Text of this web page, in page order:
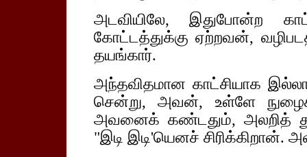
அடவியிலே, இதுபோன்ற
கோட்டத்துக்கு ஏற்றவன்,
தயங்கார்.
அந்தவிதமான காட்சியாக
சென்று, அவன், உள்ளே
அவனைக் கண்டதும், அலறித்
"இடி இடி'யெனச் சிரிக்கிறான்.